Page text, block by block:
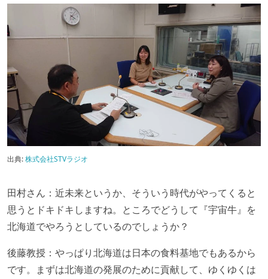
出典:株式会社STVラジオ
田村さん：近未来というか、そういう時代がやってくると
思うとドキドキしますね。ところでどうして『宇宙牛』を
北海道でやろうとしているのでしょうか？
後藤教授：やっぱり北海道は日本の食料基地でもあるから
です。まずは北海道の発展のために貢献して、ゆくゆくは